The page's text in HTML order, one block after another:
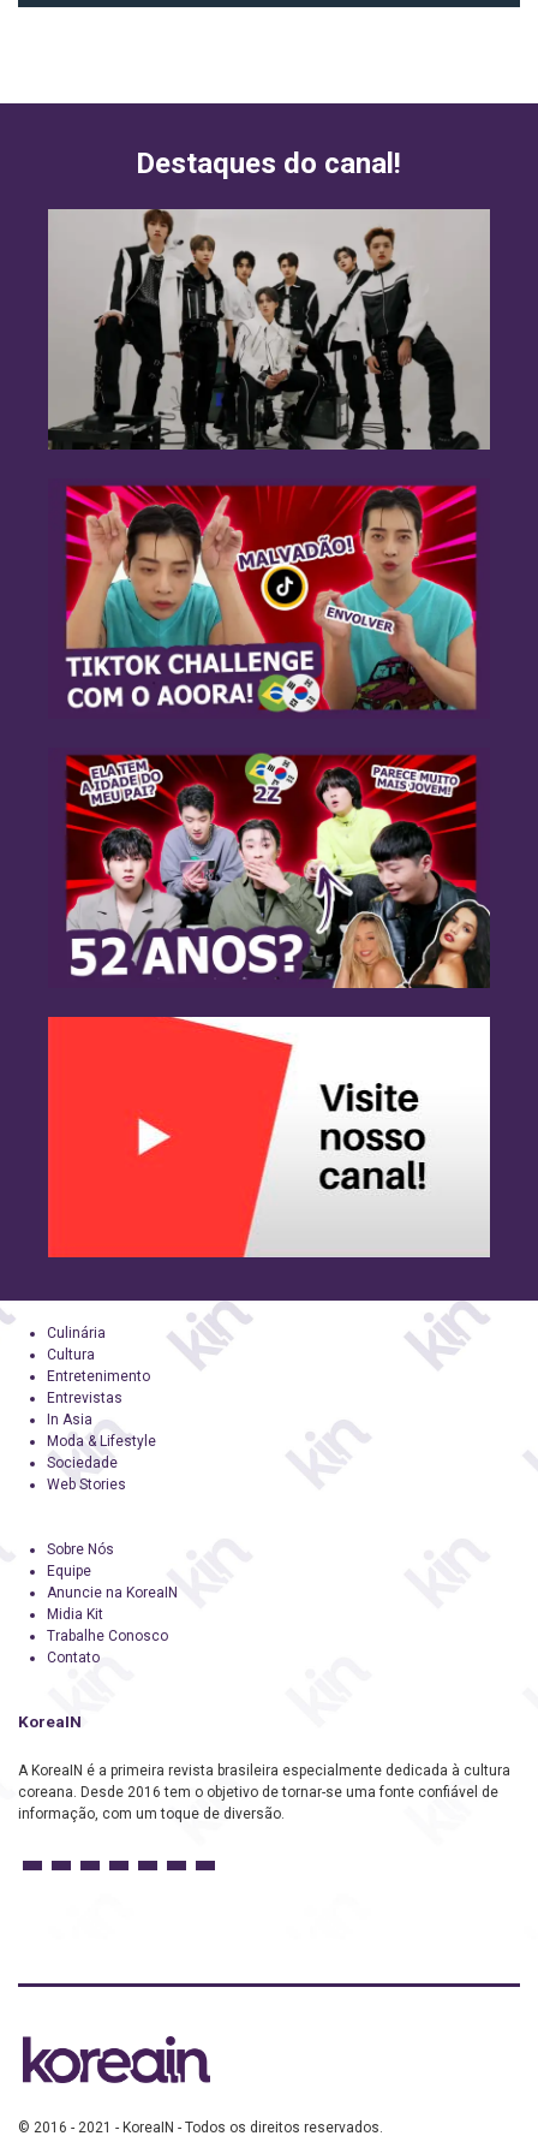
Destaques do canal!
Culinária
Cultura
Entretenimento
Entrevistas
In Asia
Moda & Lifestyle
Sociedade
Web Stories
Sobre Nós
Equipe
Anuncie na KoreaIN
Midia Kit
Trabalhe Conosco
Contato
KoreaIN
A KoreaIN é a primeira revista brasileira especialmente dedicada à cultura
coreana. Desde 2016 tem o objetivo de tornar-se uma fonte confiável de
informação, com um toque de diversão.
© 2016 - 2021 - KoreaIN - Todos os direitos reservados.